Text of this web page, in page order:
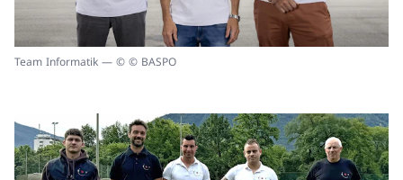
Team Informatik — © © BASPO